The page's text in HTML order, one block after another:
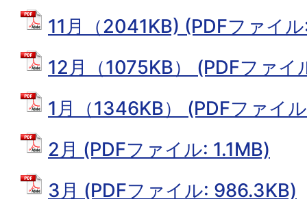
11月（2041KB) (PDFファイ
12月（1075KB） (PDFファイ
1月（1346KB） (PDFファイ
2月 (PDFファイル: 1.1MB)
3月 (PDFファイル: 986.3KB)